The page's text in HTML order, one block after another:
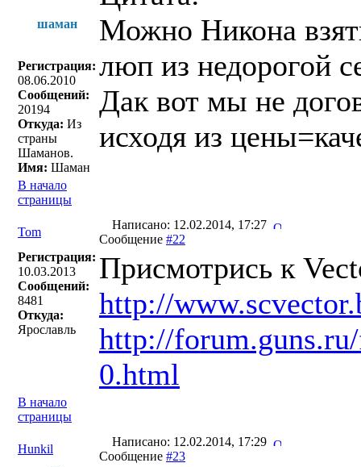
шаман
Регистрация:
08.06.2010
Сообщений:
20194
Откуда: Из
страны
Шаманов.
Имя: Шаман
Можно Никона
люп из недорогой
Дак вот мы не
исходя из
В начало
страницы
Tom
Написано: 12.02.2014, 17:27
Сообщение #22
Регистрация:
10.03.2013
Сообщений:
8481
Откуда:
Ярославль
Присмотрись к
http://
http://
0.html
В начало
страницы
Hunkil
Написано: 12.02.2014, 17:29
Сообщение #23